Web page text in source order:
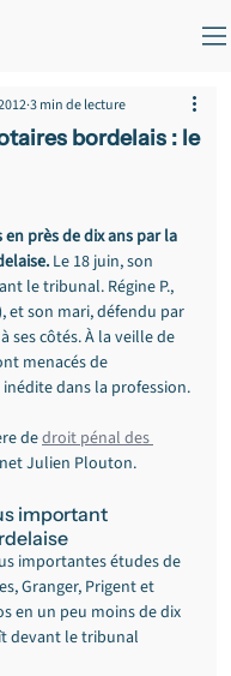
bordelais : le
3 min de lecture
près de dix ans par la
Le 18 juin, son
le tribunal. Régine P.,
et son mari, défendu par
ses côtés. À la veille de
menacés de
dans la profession.
de droit pénal des
Julien Plouton.
important
importantes études de
Granger, Prigent et
en un peu moins de dix
devant le tribunal